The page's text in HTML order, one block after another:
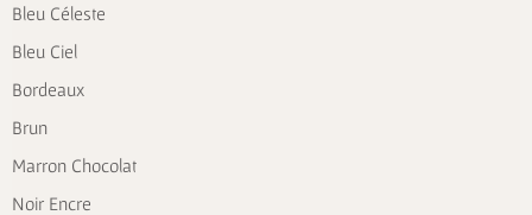
Bleu Céleste
Bleu Ciel
Bordeaux
Brun
Marron Chocolat
Noir Encre